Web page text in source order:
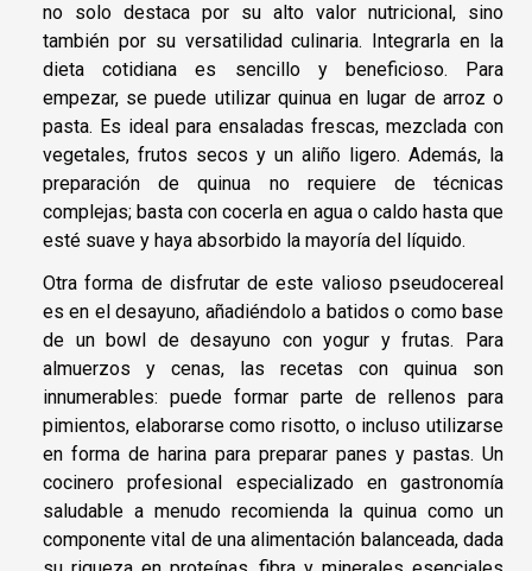
no solo destaca por su alto valor nutricional, sino
también por su versatilidad culinaria. Integrarla en la
dieta cotidiana es sencillo y beneficioso. Para
empezar, se puede utilizar quinua en lugar de arroz o
pasta. Es ideal para ensaladas frescas, mezclada con
vegetales, frutos secos y un aliño ligero. Además, la
preparación de quinua no requiere de técnicas
complejas; basta con cocerla en agua o caldo hasta que
esté suave y haya absorbido la mayoría del líquido.
Otra forma de disfrutar de este valioso pseudocereal
es en el desayuno, añadiéndolo a batidos o como base
de un bowl de desayuno con yogur y frutas. Para
almuerzos y cenas, las recetas con quinua son
innumerables: puede formar parte de rellenos para
pimientos, elaborarse como risotto, o incluso utilizarse
en forma de harina para preparar panes y pastas. Un
cocinero profesional especializado en gastronomía
saludable a menudo recomienda la quinua como un
componente vital de una alimentación balanceada, dada